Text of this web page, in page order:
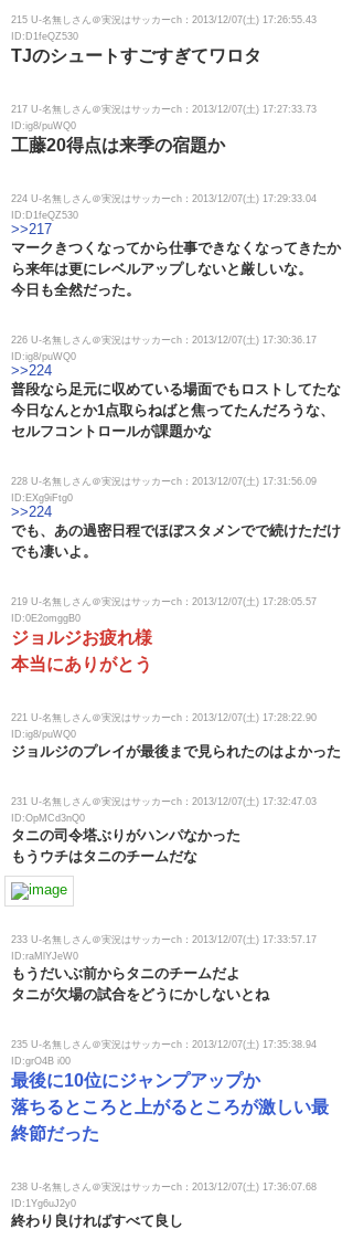
215 U-名無しさん＠実況はサッカーch：2013/12/07(土) 17:26:55.43
ID:D1feQZ530
TJのシュートすごすぎてワロタ
217 U-名無しさん＠実況はサッカーch：2013/12/07(土) 17:27:33.73
ID:ig8/puWQ0
工藤20得点は来季の宿題か
224 U-名無しさん＠実況はサッカーch：2013/12/07(土) 17:29:33.04
ID:D1feQZ530
>>217
マークきつくなってから仕事できなくなってきたか
ら来年は更にレベルアップしないと厳しいな。
今日も全然だった。
226 U-名無しさん＠実況はサッカーch：2013/12/07(土) 17:30:36.17
ID:ig8/puWQ0
>>224
普段なら足元に収めている場面でもロストしてたな
今日なんとか1点取らねばと焦ってたんだろうな、
セルフコントロールが課題かな
228 U-名無しさん＠実況はサッカーch：2013/12/07(土) 17:31:56.09
ID:EXg9iFtg0
>>224
でも、あの過密日程でほぼスタメンでで続けただけ
でも凄いよ。
219 U-名無しさん＠実況はサッカーch：2013/12/07(土) 17:28:05.57
ID:0E2omggB0
ジョルジお疲れ様
本当にありがとう
221 U-名無しさん＠実況はサッカーch：2013/12/07(土) 17:28:22.90
ID:ig8/puWQ0
ジョルジのプレイが最後まで見られたのはよかった
231 U-名無しさん＠実況はサッカーch：2013/12/07(土) 17:32:47.03
ID:OpMCd3nQ0
タニの司令塔ぶりがハンパなかった
もうウチはタニのチームだな
233 U-名無しさん＠実況はサッカーch：2013/12/07(土) 17:33:57.17
ID:raMlYJeW0
もうだいぶ前からタニのチームだよ
タニが欠場の試合をどうにかしないとね
235 U-名無しさん＠実況はサッカーch：2013/12/07(土) 17:35:38.94
ID:grO4B i00
最後に10位にジャンプアップか
落ちるところと上がるところが激しい最
終節だった
238 U-名無しさん＠実況はサッカーch：2013/12/07(土) 17:36:07.68
ID:1Yg6uJ2y0
終わり良ければすべて良し